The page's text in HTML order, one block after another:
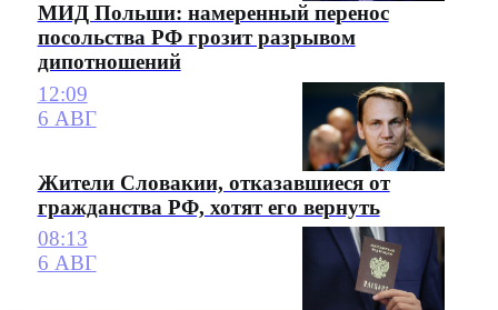
МИД Польши: намеренный перенос
посольства РФ грозит разрывом
дипотношений
12:09
6 АВГ
Жители Словакии, отказавшиеся от
гражданства РФ, хотят его вернуть
08:13
6 АВГ